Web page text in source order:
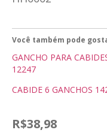
Você também pode
GANCHO PARA
12247
CABIDE 6 GANCHOS
R$38,98